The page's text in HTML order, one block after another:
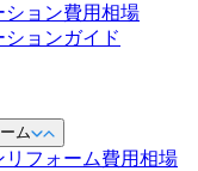
ション費用相場
ションガイド
ム
リフォーム費用相場